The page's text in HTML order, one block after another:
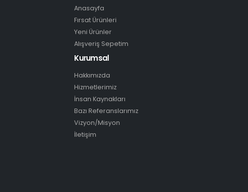
Anasayfa
Fırsat Ürünleri
Yeni Ürünler
Alışveriş Sepetim
Kurumsal
Hakkımızda
Hizmetlerimiz
İnsan Kaynakları
Bazı Referanslarımız
Vizyon/Misyon
İletişim